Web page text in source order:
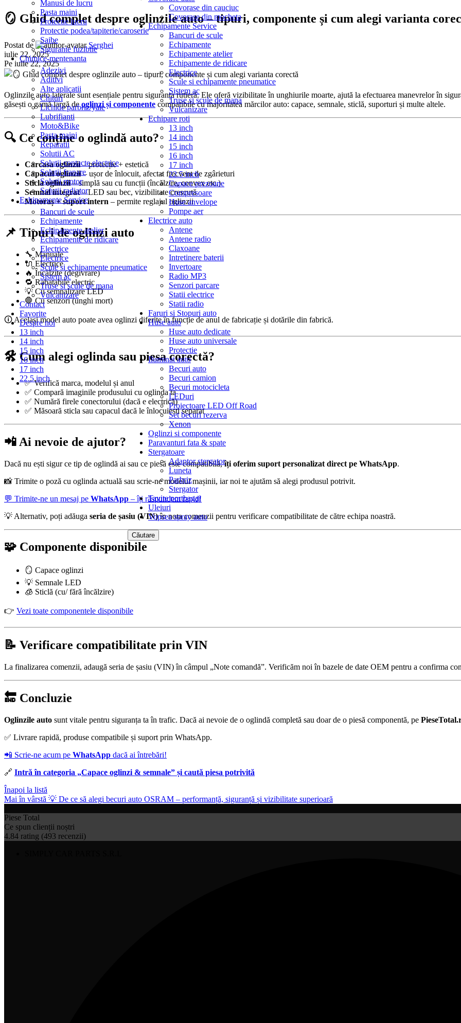
Covorase din cauciuc
Covorase din mocheta
Echipamente Service
Bancuri de scule
Echipamente
Echipamente atelier
Echipamente de ridicare
Electrice
Scule si echipamente pneumatice
Sistem ac
Truse si scule de mana
Vulcanizare
Echipare roti
13 inch
14 inch
15 inch
16 inch
17 inch
22.5 inch
Capace prezoane
Compresoare
Huse anvelope
Pompe aer
Electrice auto
Antene
Antene radio
Claxoane
Intretinere baterii
Invertoare
Radio MP3
Senzori parcare
Statii electrice
Statii radio
Faruri si Stopuri auto
Huse auto
Huse auto dedicate
Huse auto universale
Protectie
Iluminat auto
Becuri auto
Becuri camion
Becuri motocicleta
LEDuri
Proiectoare LED Off Road
Set becuri rezerva
Xenon
Oglinzi si componente
Paravanturi fata & spate
Stergatoare
Adaptor stergator
Luneta
Parbriz
Stergator
Tavite portbagaj
Uleiuri
Vopsea spray auto
Căutare
Manusi de lucru
Pasta maini
Protectie lucru
Protectie podea/tapiterie/caroserie
Saibe
Sigurante fuzibile
Chimice-mentenanta
Adezivi
Aditivi
Alte aplicatii
Chituri
Lichide parbriz/yale
Lubrifianti
Moto&Bike
Pasta maini
Reparatii
Solutii AC
Solutii contacte electrice
Solutii franare
Solutii motor
Solutii radiator
Echipamente Service
Bancuri de scule
Echipamente
Echipamente atelier
Echipamente de ridicare
Electrice
Electrice
Scule si echipamente pneumatice
Sistem ac
Truse si scule de mana
Vulcanizare
Contact
Favorite
Despre noi
13 inch
14 inch
15 inch
16 inch
17 inch
22.5 inch
🪞 Ghid complet despre oglinzile auto – tipuri, componente și cum alegi varianta
Postat de
Serghei
iulie 22, 2025
Pe iulie 22, 2025
Oglinzile auto laterale sunt esențiale pentru siguranța rutieră. Ele oferă vizibilitate în unghiurile moarte, ajută la efectuarea manevrelor în
găsești o gamă largă deoglinzi și componente compatibile cu majoritatea mărcilor auto: capace, semnale, sticlă, suporturi și multe altele.
🔍 Ce conține o oglindă auto?
Carcasa oglinzii– protecție + estetică
Capacul oglinzii– ușor de înlocuit, afectat frecvent de zgârieturi
Sticla oglinzii– simplă sau cu funcții (încălzire, convex etc.)
Semnal integrat– LED sau bec, vizibilitate crescută
Motoraș + suport intern – permite reglajul oglinzii
📌 Tipuri de oglinzi auto
🔧 Manuale
🔌 Electrice
🔥 Încălzite (degivrare)
🔁 Rabatabile electric
💡 Cu semnalizare LED
🛑 Cu senzori (unghi mort)
🛈 Același model auto poate avea oglinzi diferite în funcție de anul de fabricație și dotările din fabrică.
🛠️ Cum alegi oglinda sau piesa corectă?
✅ Verifică marca, modelul și anul
✅ Compară imaginile produsului cu oglinda ta
✅ Numără firele conectorului (dacă e electrică)
✅ Măsoară sticla sau capacul dacă le înlocuiești separat
📲 Ai nevoie de ajutor?
Dacă nu ești sigur ce tip de oglindă ai sau ce piesă este compatibilă,îți oferim suport personalizat direct pe WhatsApp.
📸 Trimite o poză cu oglinda actuală sau scrie-ne modelul mașinii, iar noi te ajutăm să alegi produsul potrivit.
💬 Trimite-ne un mesaj pe WhatsApp – îți răspundem rapid!
💡 Alternativ, poți adăuga seria de șasiu (VIN)în nota comenzii pentru verificare compatibilitate de către echipa noastră.
🧩 Componente disponibile
🪞 Capace oglinzi
💡 Semnale LED
🧊 Sticlă (cu/ fără încălzire)
👉 Vezi toate componentele disponibile
📝 Verificare compatibilitate prin VIN
La finalizarea comenzii, adaugă seria de șasiu (VIN) în câmpul „Note comandă”. Verificăm noi în bazele de date OEM pentru a confirma
🔚 Concluzie
Oglinzile auto sunt vitale pentru siguranța ta în trafic. Dacă ai nevoie de o oglindă completă sau doar de o piesă componentă, pe
✅ Livrare rapidă, produse compatibile și suport prin WhatsApp.
📲 Scrie-ne acum pe WhatsApp dacă ai întrebări!
🔗 Intră în categoria „Capace oglinzi & semnale” și caută piesa potrivită
Înapoi la listă
Mai în vârstă 💡 De ce să alegi becuri auto OSRAM – performanță, siguranță și vizibilitate superioară
Piese Total
Ce spun clienții noștri
4.84 rating (493 recenzii)